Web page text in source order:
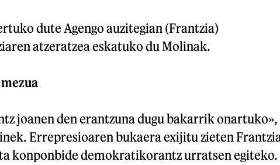
dute Agengo auzitegian (Frantzia)
atzeratzea eskatuko du Molinak.
joanen den erantzuna dugu bakarrik onartuko»,
Errepresioaren bukaera exijitu zieten
konponbide demokratikorantz urratsen egiteko.